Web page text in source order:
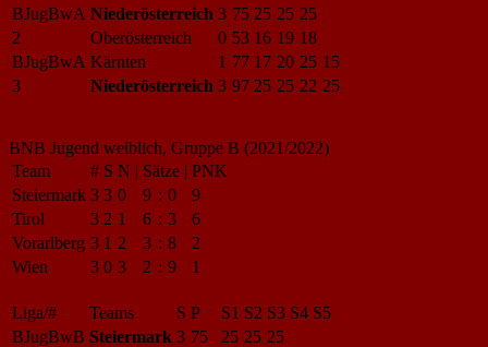
BJugBwA Niederösterreich 3 75 25 25 25
2
Oberösterreich 0 53 16 19 18
BJugBwA Kärnten 1 77 17 20 25 15
3
Niederösterreich 3 97 25 25 22 25
BNB Jugend weiblich, Gruppe B (2021/2022)
Team
# S N | Sätze | PNK
Steiermark 3 3 0 9 : 0
9
Tirol
3 2 1 6 : 3
6
Vorarlberg 3 1 2 3 : 8
2
Wien
3 0 3 2 : 9 1
Liga/# Teams S P S1 S2 S3 S4 S5
BJugBwB Steiermark 3 75 25 25 25